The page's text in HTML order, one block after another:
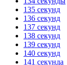
135 секунд
136 секунд
137 секунд
138 секунд
139 секунд
140 секунд
141 секунда